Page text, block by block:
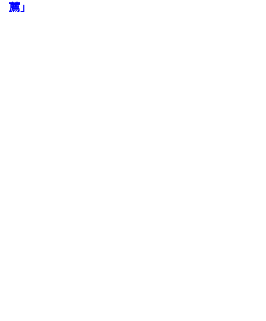
薦」